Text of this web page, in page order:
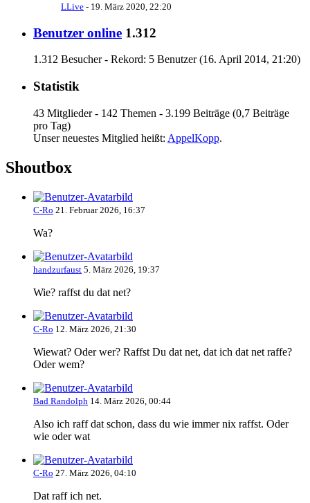
LLive - 19. März 2020, 22:20
Benutzer online 1.312
1.312 Besucher - Rekord: 5 Benutzer (16. April 2014, 21:20)
Statistik
43 Mitglieder - 142 Themen - 3.199 Beiträge (0,7 Beiträge
pro Tag)
Unser neuestes Mitglied heißt: AppelKopp.
Shoutbox
C-Ro 21. Februar 2026, 16:37
Wa?
handzurfaust 5. März 2026, 19:37
Wie? raffst du dat net?
C-Ro 12. März 2026, 21:30
Wiewat? Oder wer? Raffst Du dat net, dat ich dat net raffe?
Oder wem?
Bad Randolph 14. März 2026, 00:44
Also ich raff dat schon, dass du wie immer nix raffst. Oder
wie oder wat
C-Ro 27. März 2026, 04:10
Dat raff ich net.